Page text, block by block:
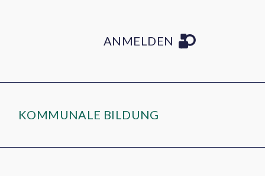
ANMELDEN
KOMMUNALE BILDUNG